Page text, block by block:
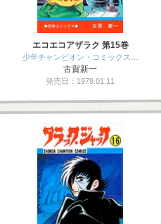
エコエコアザラク 第15巻
少年チャンピオン・コミックス…
古賀新一
発売日：1979.01.11